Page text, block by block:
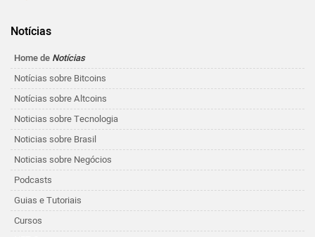
Notícias
Home de Notícias
Notícias sobre Bitcoins
Notícias sobre Altcoins
Noticias sobre Tecnologia
Noticias sobre Brasil
Noticias sobre Negócios
Podcasts
Guias e Tutoriais
Cursos